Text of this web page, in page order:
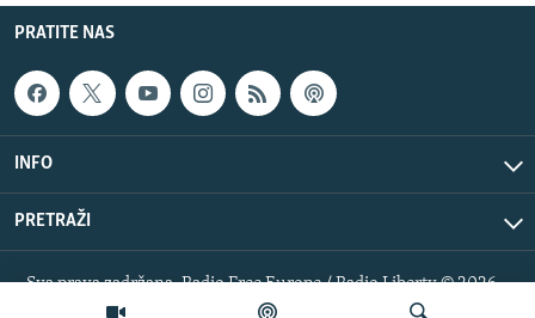
PRATITE NAS
INFO
PRETRAŽI
Sva prava zadržana. Radio Free Europe / Radio Liberty © 2026
RFE/RL, Inc.